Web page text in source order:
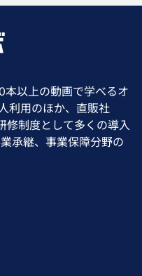
以上の動画で学べるオ
利用のほか、直販社
修制度として多くの導入
承継、事業保障分野の